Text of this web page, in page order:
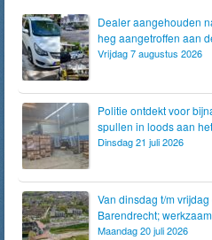
Dealer aangehouden
heg aangetroffen aan
Vrijdag 7 augustus 2026
Politie ontdekt voor
spullen in loods aan
Dinsdag 21 juli 2026
Van dinsdag t/m
Barendrecht;
Maandag 20 juli 2026